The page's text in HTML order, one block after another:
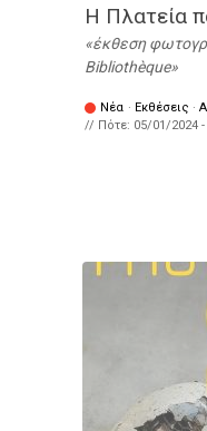
Η Πλατεία
έκθεση
Bibliothèque
Νέα · Εκθέσεις ·
// Πότε: 05/01/2024 -